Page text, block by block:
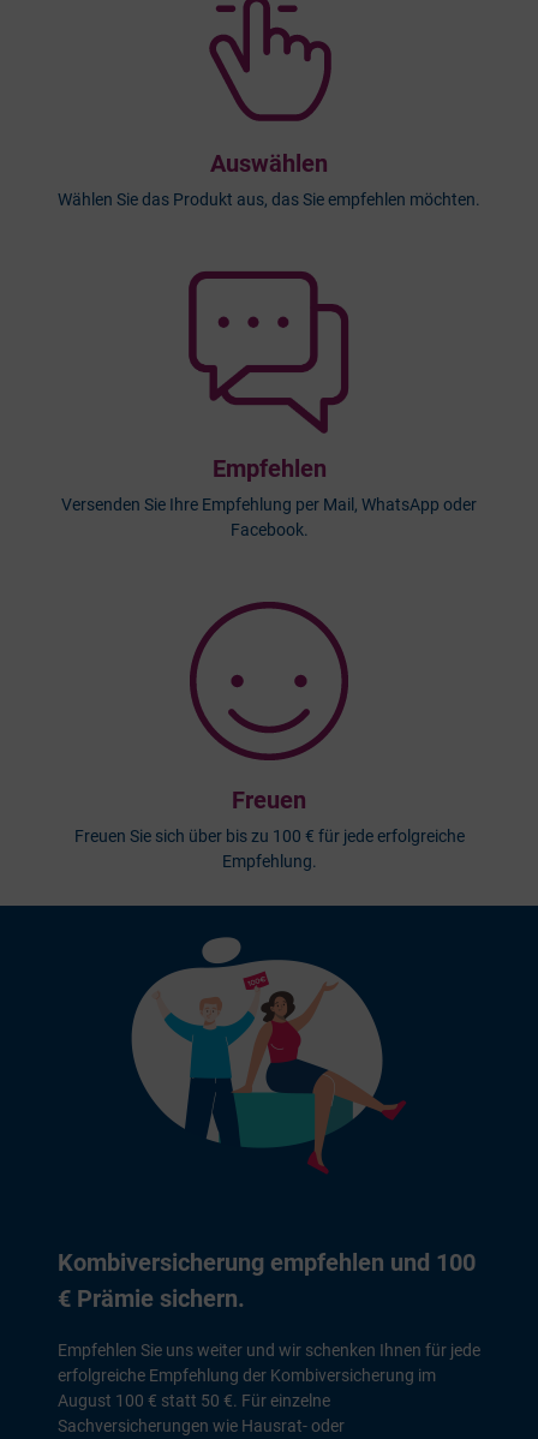
Auswählen
Wählen Sie das Produkt aus, das Sie empfehlen möchten.
Empfehlen
Versenden Sie Ihre Empfehlung per Mail, WhatsApp oder
Facebook.
Freuen
Freuen Sie sich über bis zu 100 € für jede erfolgreiche
Empfehlung.
Kombiversicherung empfehlen und 100
€ Prämie sichern.
Empfehlen Sie uns weiter und wir schenken Ihnen für jede
erfolgreiche Empfehlung der Kombiversicherung im
August 100 € statt 50 €. Für einzelne
Sachversicherungen wie Hausrat- oder